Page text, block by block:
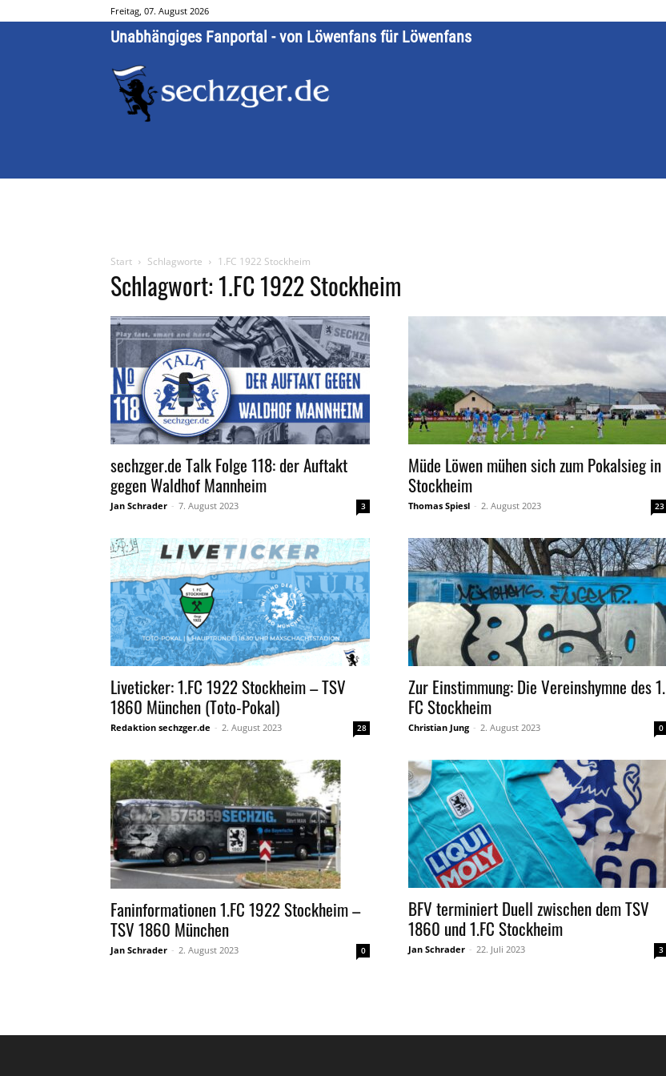
Freitag, 07. August 2026
Unabhängiges Fanportal - von Löwenfans für Löwenfans
Start Schlagworte 1.FC 1922 Stockheim
Schlagwort: 1.FC 1922 Stockheim
sechzger.de Talk Folge 118: der Auftakt
gegen Waldhof Mannheim
Jan Schrader - 7. August 2023 3
Müde Löwen mühen sich zum Pokalsieg in
Stockheim
Thomas Spiesl - 2. August 2023 23
Liveticker: 1.FC 1922 Stockheim – TSV
1860 München (Toto-Pokal)
Redaktion sechzger.de - 2. August 2023 28
Zur Einstimmung: Die Vereinshymne des 1.
FC Stockheim
Christian Jung - 2. August 2023 0
Faninformationen 1.FC 1922 Stockheim –
TSV 1860 München
Jan Schrader - 2. August 2023 0
BFV terminiert Duell zwischen dem TSV
1860 und 1.FC Stockheim
Jan Schrader - 22. Juli 2023 3